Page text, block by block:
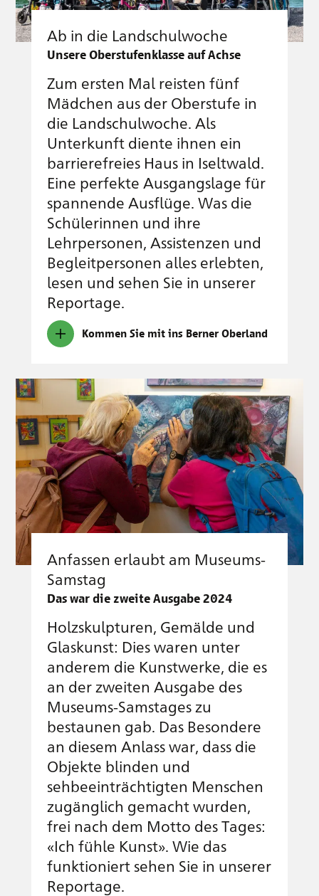
Ab in die Landschulwoche
Unsere Oberstufenklasse auf Achse
Zum ersten Mal reisten fünf
Mädchen aus der Oberstufe in
die Landschulwoche. Als
Unterkunft diente ihnen ein
barrierefreies Haus in Iseltwald.
Eine perfekte Ausgangslage für
spannende Ausflüge. Was die
Schülerinnen und ihre
Lehrpersonen, Assistenzen und
Begleitpersonen alles erlebten,
lesen und sehen Sie in unserer
Reportage.
Kommen Sie mit ins Berner Oberland
Anfassen erlaubt am Museums-
Samstag
Das war die zweite Ausgabe 2024
Holzskulpturen, Gemälde und
Glaskunst: Dies waren unter
anderem die Kunstwerke, die es
an der zweiten Ausgabe des
Museums-Samstages zu
bestaunen gab. Das Besondere
an diesem Anlass war, dass die
Objekte blinden und
sehbeeinträchtigten Menschen
zugänglich gemacht wurden,
frei nach dem Motto des Tages:
«Ich fühle Kunst». Wie das
funktioniert sehen Sie in unserer
Reportage.